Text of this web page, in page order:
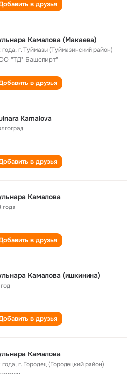
в друзья
Камалова (Макаева)
года,г. Туймазы (Туймазинский район)
"ТД" Башспирт"
в друзья
Kamalova
в друзья
Камалова
года
в друзья
Камалова (ишкинина)
год
в друзья
Камалова
года,г. Городец (Городецкий район)